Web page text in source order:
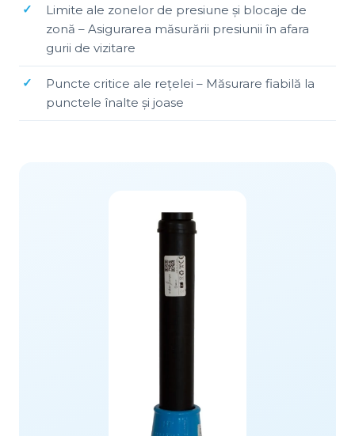
Limite ale zonelor de presiune și blocaje de
zonă – Asigurarea măsurării presiunii în afara
gurii de vizitare
Puncte critice ale rețelei – Măsurare fiabilă la
punctele înalte și joase